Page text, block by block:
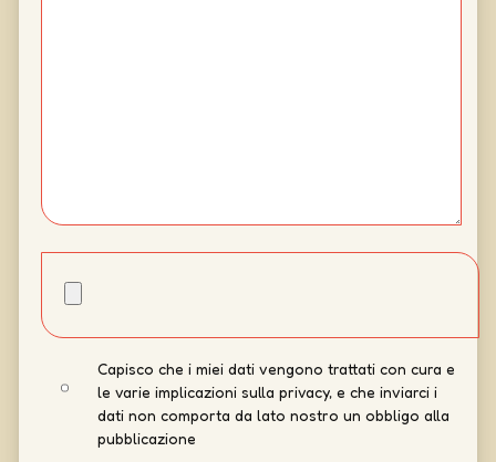
Capisco che i miei dati vengono trattati con cura e
le varie implicazioni sulla privacy, e che inviarci i
dati non comporta da lato nostro un obbligo alla
pubblicazione